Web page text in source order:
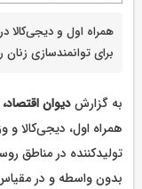
همراه اول و دیجی‌کالا
برای توانمندسازی
به گزارشدیوان اقتصاد،
همراه اول، دیجی‌کالا و
تولیدکننده در مناطق
بدون واسطه و در